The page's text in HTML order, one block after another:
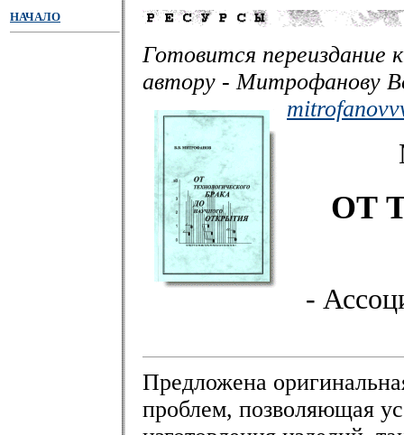
НАЧАЛО
Готовится переиздание
автору - Митрофанову
ОТ
-
Предложена
проблем, позволяющая